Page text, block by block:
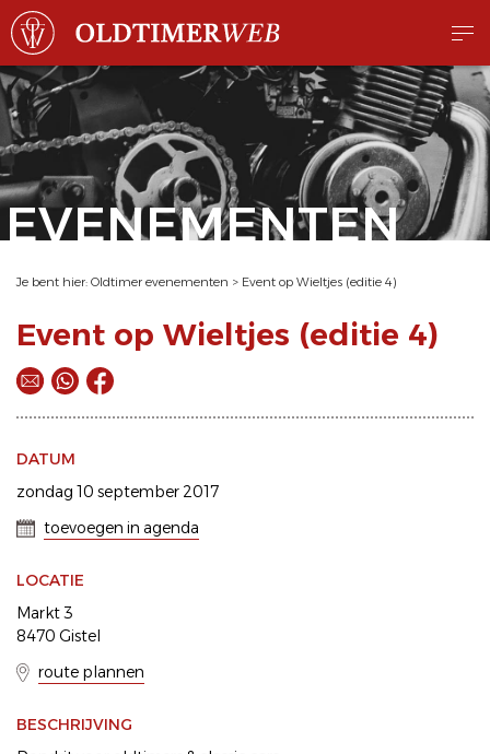
EVENEMENTEN
Je bent hier: Oldtimer evenementen > Event op Wieltjes (editie 4)
Event op Wieltjes (editie 4)
DATUM
zondag 10 september 2017
toevoegen in agenda
LOCATIE
Markt 3
8470 Gistel
route plannen
BESCHRIJVING